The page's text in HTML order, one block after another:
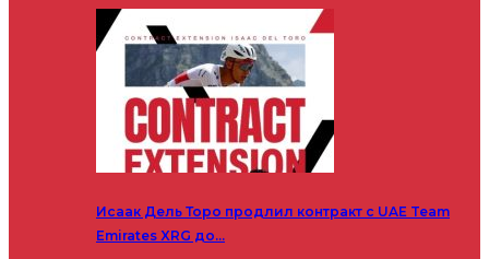
Исаак Дель Торо продлил контракт с UAE Team
Emirates XRG до…